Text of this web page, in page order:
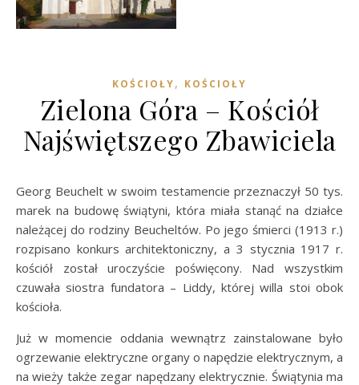
KOŚCIOŁY, KOŚCIOŁY
Zielona Góra – Kościół
Najświętszego Zbawiciela
Georg Beuchelt w swoim testamencie przeznaczył 50 tys.
marek na budowę świątyni, która miała stanąć na działce
należącej do rodziny Beucheltów. Po jego śmierci (1913 r.)
rozpisano konkurs architektoniczny, a 3 stycznia 1917 r.
kościół został uroczyście poświęcony. Nad wszystkim
czuwała siostra fundatora – Liddy, której willa stoi obok
kościoła.
Już w momencie oddania wewnątrz zainstalowane było
ogrzewanie elektryczne organy o napędzie elektrycznym, a
na wieży także zegar napędzany elektrycznie. Świątynia ma